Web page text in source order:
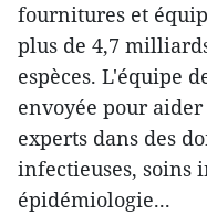
fournitures et
plus de 4,7
espèces. L'équipe
envoyée pour
experts dans des
infectieuses, soins
épidémiologie...